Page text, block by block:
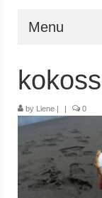
Menu
Portugāle
Melnkalne
kokoss
by Liene | | 0